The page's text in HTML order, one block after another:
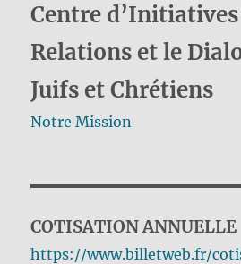
Centre
Relations et le
Juifs et Chrétiens
Notre Mission
COTISATION ANNUELLE
https://www.billetweb.fr/